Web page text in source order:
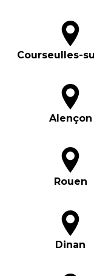
Courseulles-
Alençon
Rouen
Dinan